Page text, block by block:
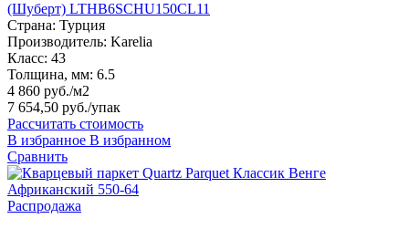
(Шуберт) LTHB6SCHU150CL11
Страна: Турция
Производитель: Karelia
Класс: 43
Толщина, мм: 6.5
4 860 руб./м2
7 654,50 руб./упак
Рассчитать стоимость
В избранное В избранном
Сравнить
Распродажа